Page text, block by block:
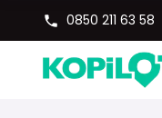
0850 211 63 58